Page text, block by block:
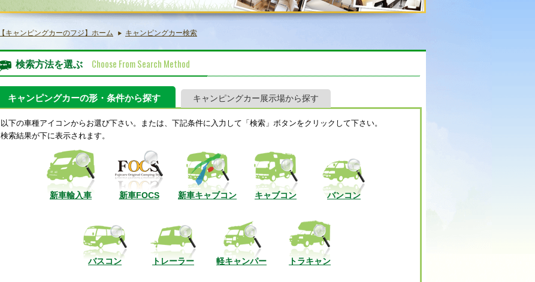
【キャンピングカーのフジ】ホーム キャンピングカー検索
検索方法を選ぶ Choose From Search Method
キャンピングカーの形・条件から探す キャンピングカー展示場から探す
以下の車種アイコンからお選び下さい。または、下記条件に入力して「検索」ボタンをクリックして下さい。
検索結果が下に表示されます。
新車輸入車 新車FOCS 新車キャブコン キャブコン バンコン
バスコン トレーラー 軽キャンパー トラキャン